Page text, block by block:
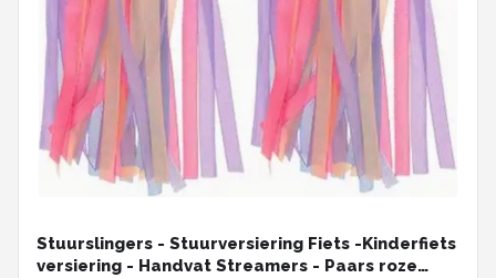
Stuurslingers - Stuurversiering Fiets -Kinderfiets
versiering - Handvat Streamers - Paars roze